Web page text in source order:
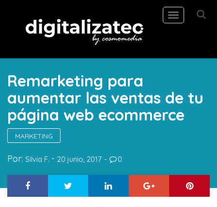
Toggle
navigation
Remarketing para
aumentar las ventas de tu
página web ecommerce
MARKETING
Por: Silvia F. 20 junio, 2017 0